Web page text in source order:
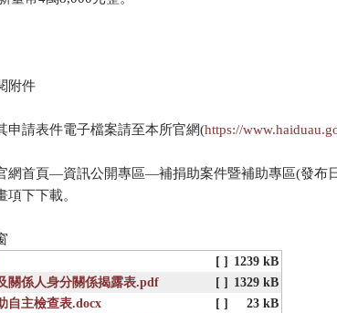
附件
申請表件電子檔案請至本所官網(https://
網首頁—資訊公開專區—補捐助案件暨補助專區(發布
項下下載。
[ ]
1239 kB
關係人身分關係揭露表.pdf
[ ]
1329 kB
自主檢查表.docx
[ ]
23 kB